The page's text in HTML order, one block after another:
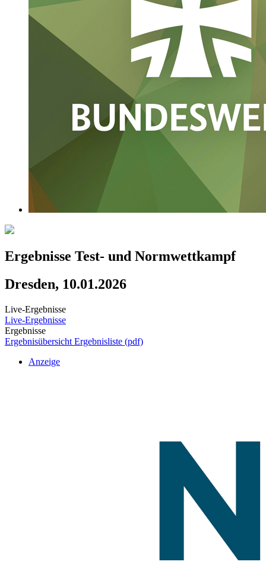
Ergebnisse Test- und Normwettkampf
Dresden, 10.01.2026
Live-Ergebnisse
Live-Ergebnisse
Ergebnisse
Ergebnisübersicht Ergebnisliste (pdf)
Anzeige